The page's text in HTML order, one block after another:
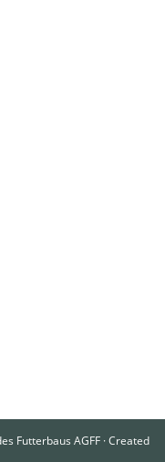
Futterbaus AGFF ·Created